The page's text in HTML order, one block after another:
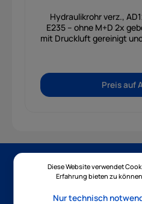
Hydraulikrohr verz.,
E235 – ohne M+D 2x gebogen mit RNF = 2xAD
mit Druckluft gereinigt
Preis auf
Abonnieren Sie jetzt
Diese Website verwendet
Erfahrung bieten zu können.
Nur technisch